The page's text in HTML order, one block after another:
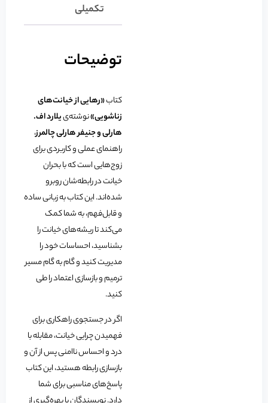
تکمیلی
توضیحات
کتاب«رهایی از خیانت‌های
زناشویی»نوشته‌ییلارد اف.
هارلی و جنیفر هارلی چالمرز،
راهنمای عملی و کاربردی برای
زوج‌هایی است که با بحران
خیانت در رابطه‌شان روبرو
شده‌اند. این کتاب به زبانی ساده
و قابل‌فهم، به شما کمک
می‌کند تا ریشه‌های خیانت را
بشناسید، احساسات خود را
مدیریت کنید و گام به گام مسیر
ترمیم و بازسازی اعتماد را طی
کنید.
اگر در جستجوی راهکاری برای
فهمیدن چرایی خیانت، مقابله با
درد و احساس ناامنی پس از آن و
بازسازی رابطه هستید، این کتاب
پاسخ‌های مناسبی برای شما